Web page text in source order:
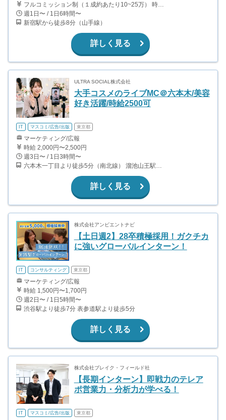
フルコミッション制（１成約あたり10~25万） 時給換算で（2000円〜2500円）程度が目安となります。 月100万を稼ぐ学生多数在籍しています。 ■収入例 〇入社1か月目（早稲田大学2年生） 役職：アポインター 月間1契約×10万円＝10万円 ＋交通費 〇入社3か月目（明治大学2年生） 役職：アポインター 月間2契約×13万円＝26万円 ＋交通費 〇入社6か月目（慶應義塾大学3年生） 役職：アポインター 月間5契約×15万円＝75万円 ＋交通費 〇入社15か月目（東京大学3年生） 役職：クローザー 月間3契約×25万=75万円 ＋交通費 交通費支給あり
週1日〜 / 1日6時間〜
新宿駅から徒歩8分（山手線）
詳しく見る
ULTRA SOCIAL株式会社
大手コスメのライブMC＠六本木/美容
好き活躍/時給2500可
IT マスコミ/広告/出版 東京都
マーケティング/広報
時給 2,000円〜2,500円
週3日〜 / 1日3時間〜
六本木一丁目より徒歩5分（南北線） 溜池山王駅より徒歩10分（銀座線） 六本木駅より徒歩12分（日比谷線）
詳しく見る
株式会社アンビエントナビ
【土日週2】28卒積極採用！ガクチカ
に強いグローバルインターン！
IT コンサルティング 東京都
マーケティング/広報
時給 1,500円〜1,700円
週2日〜 / 1日5時間〜
渋谷駅より徒歩7分 表参道駅より徒歩5分
詳しく見る
株式会社ブレイク・フィールド社
【長期インターン】即戦力のテレア
ポ営業力・分析力が学べる！
IT マスコミ/広告/出版 東京都